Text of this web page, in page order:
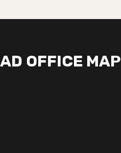
OFFICE MAP